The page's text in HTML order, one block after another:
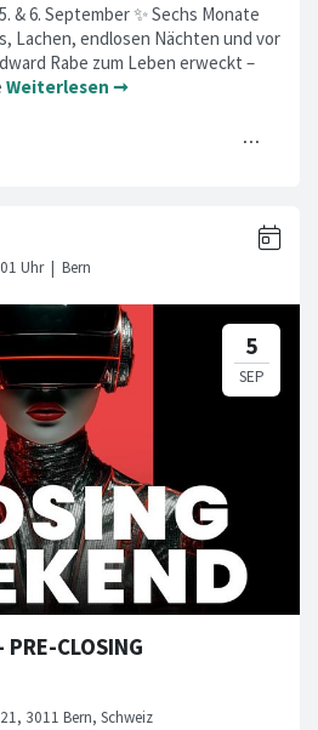
& 6. September ✨ Sechs Monate
Lachen, endlosen Nächten und vor
Rabe zum Leben erweckt –
Weiterlesen ➞
PRE-CLOSING
3011 Bern, Schweiz